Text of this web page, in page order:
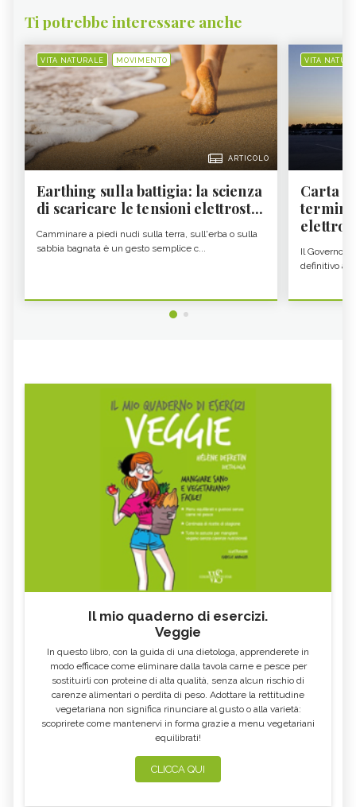
Ti potrebbe interessare anche
VITA NATURALE MOVIMENTO
ARTICOLO
Earthing sulla battigia: la scienza
di scaricare le tensioni elettrost...
Camminare a piedi nudi sulla terra, sull'erba o sulla
sabbia bagnata è un gesto semplice c...
VITA
Carta
Il Governo
definitivo
Il mio quaderno di esercizi.
Veggie
In questo libro, con la guida di una dietologa, apprenderete in
modo efficace come eliminare dalla tavola carne e pesce per
sostituirli con proteine di alta qualità, senza alcun rischio di
carenze alimentari o perdita di peso. Adottare la rettitudine
vegetariana non significa rinunciare al gusto o alla varietà:
scoprirete come mantenervi in forma grazie a menu vegetariani
equilibrati!
CLICCA QUI